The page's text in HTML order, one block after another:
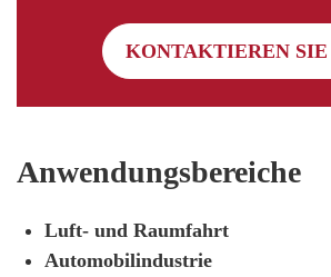
KONTAKTIEREN SIE
Anwendungsbereiche
Luft- und Raumfahrt
Automobilindustrie